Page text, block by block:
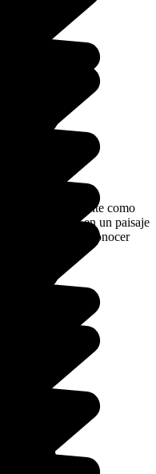
impresionante como
Enclavada en un paisaje
una parte y conocer